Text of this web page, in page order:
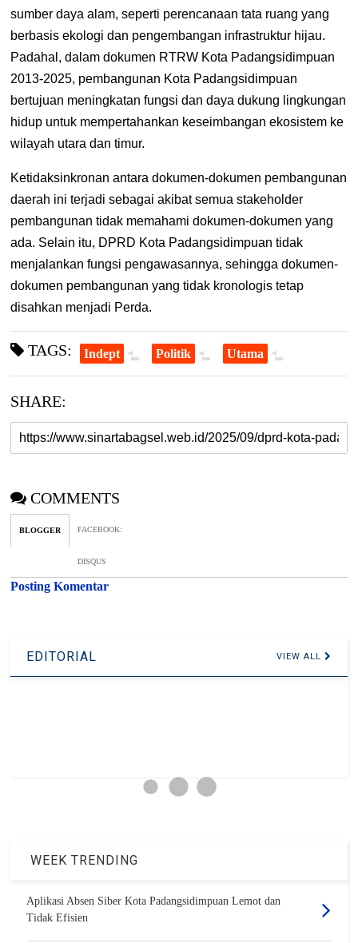
sumber daya alam, seperti perencanaan tata ruang yang
berbasisekologi dan pengembangan infrastruktur hijau.
Padahal, dalam dokumen RTRW Kota Padangsidimpuan
2013-2025, pembangunan Kota Padangsidimpuan
bertujuan meningkatan fungsi dan daya dukung lingkungan
hidup untuk mempertahankan keseimbangan ekosistem ke
wilayah utara dan timur.
Ketidaksinkronan antara dokumen-dokumen pembangunan
daerah ini terjadi sebagai akibat semua stakeholder
pembangunan tidak memahami dokumen-dokumen yang
ada. Selain itu, DPRD Kota Padangsidimpuan tidak
menjalankan fungsi pengawasannya, sehingga dokumen-
dokumen pembangunan yang tidak kronologis tetap
disahkan menjadi Perda.
TAGS: Indept Politik Utama
SHARE:
COMMENTS
BLOGGER FACEBOOK:
DISQUS
Posting Komentar
EDITORIAL VIEW ALL
WEEK TRENDING
Aplikasi Absen Siber Kota Padangsidimpuan Lemot dan
Tidak Efisien